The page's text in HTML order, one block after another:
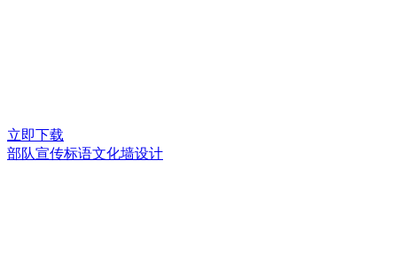
立即下载
部队宣传标语文化墙设计